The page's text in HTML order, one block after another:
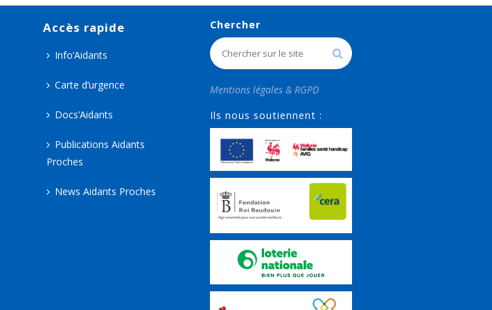
Accès rapide
Info’Aidants
Carte d’urgence
Docs’Aidants
Publications Aidants
Proches
News Aidants Proches
Chercher
Mentions légales & RGPD
Ils nous soutiennent :